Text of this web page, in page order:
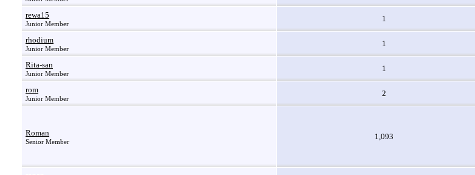
rewa15
Junior Member
1
rhodium
Junior Member
1
Rita-san
Junior Member
1
rom
Junior Member
2
Roman
Senior Member
1,093